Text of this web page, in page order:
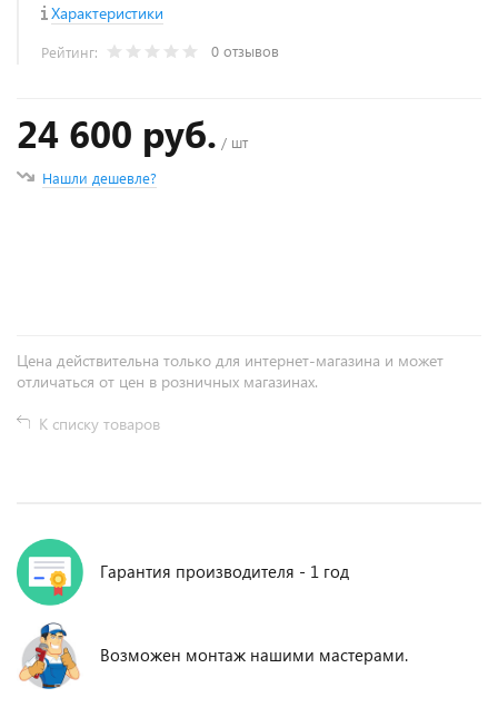
Характеристики
Рейтинг: 0 отзывов
24 600 руб. / шт
Нашли дешевле?
Цена действительна только для интернет-магазина и может
отличаться от цен в розничных магазинах.
К списку товаров
Гарантия производителя - 1 год
Возможен монтаж нашими мастерами.